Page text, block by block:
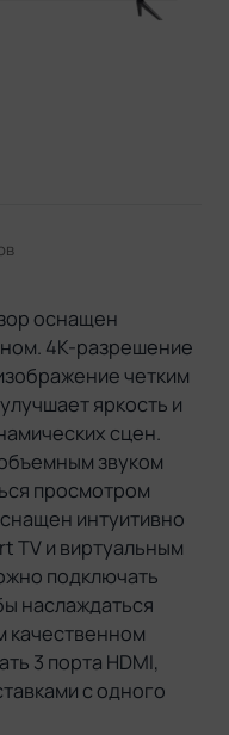
оснащен
4K-разрешение
четким
яркость и
сцен.
звуком
просмотром
интуитивно
TV и виртуальным
подключать
наслаждаться
качественном
3 порта HDMI,
с одного